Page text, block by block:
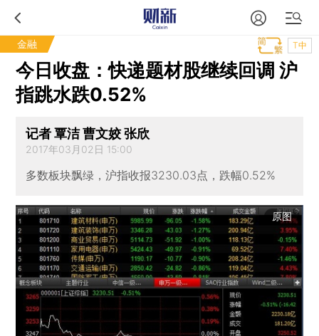
金融 T中
今日收盘：快递题材股继续回调 沪
指跳水跌0.52%
记者 覃洁 曹文姣 张欣
2017年03月02日 15:00
多数板块飘绿，沪指收报3230.03点，跌幅0.52%
原图